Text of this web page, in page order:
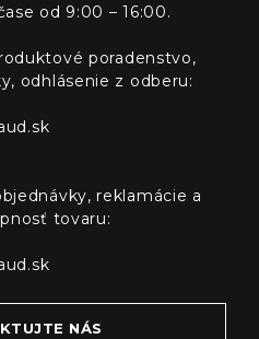
od 9:00 – 16:00.
poradenstvo,
odhlásenie z odberu:
reklamácie a
tovaru:
NÁS